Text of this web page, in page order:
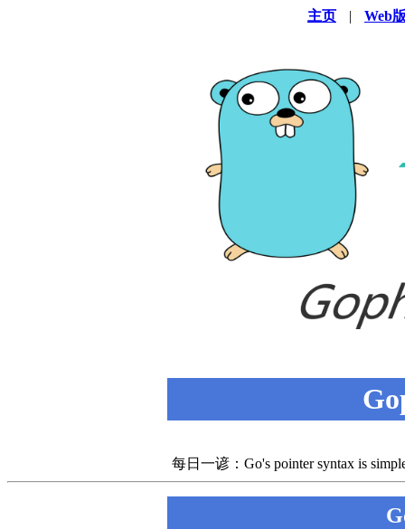
主页 | Web
每日一谚：Go's pointer syntax is